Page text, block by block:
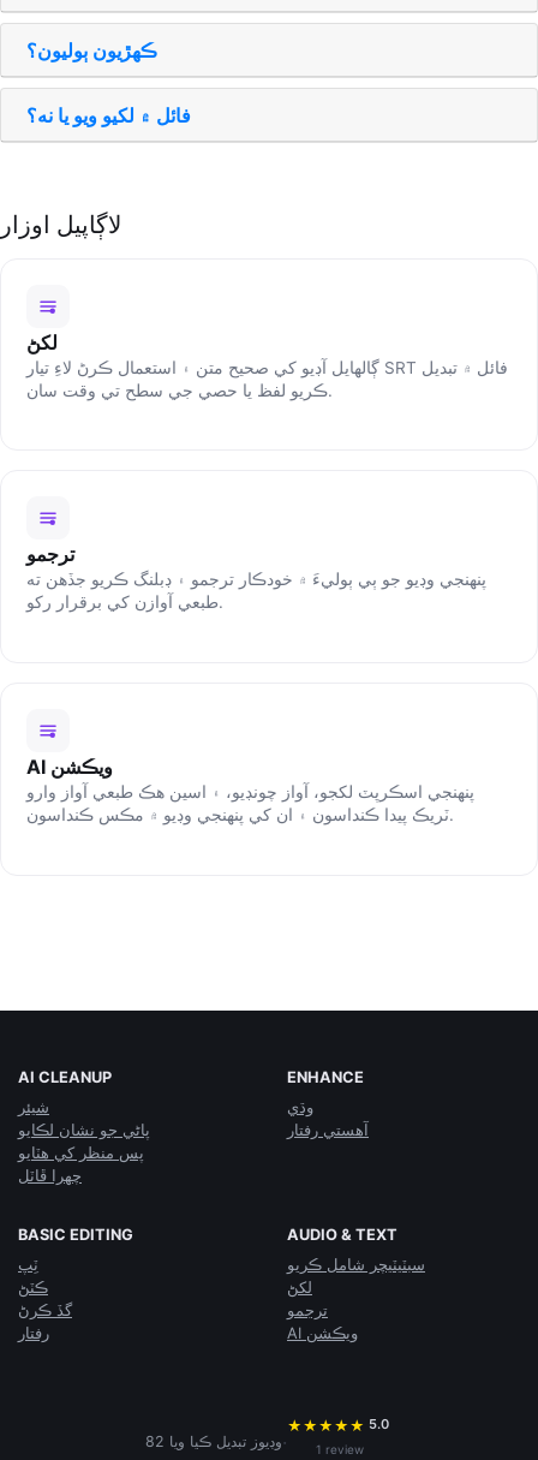
ڪھڙيون ٻوليون؟
فائل ۾ لکيو ويو يا نه؟
لاڳاپيل اوزار
لکڻ
ڳالھايل آڊيو کي صحيح متن ۽ استعمال ڪرڻ لاءِ تيار SRT فائل ۾ تبديل
ڪريو لفظ يا حصي جي سطح تي وقت سان.
ترجمو
پنھنجي وڊيو جو ٻي ٻوليءَ ۾ خودڪار ترجمو ۽ ڊبلنگ ڪريو جڏهن ته
طبعي آوازن کي برقرار رکو.
AI ويڪشن
پنھنجي اسڪرپٽ لکجو، آواز چونڊيو، ۽ اسين ھڪ طبعي آواز وارو
ٽريڪ پيدا ڪنداسون ۽ ان کي پنھنجي وڊيو ۾ مڪس ڪنداسون.
AI CLEANUP
شيئر
پاڻي جو نشان لڪايو
پس منظر کي هٽايو
چهرا ڦاٽل
ENHANCE
وڌي
آهستي رفتار
BASIC EDITING
ٽِپ
ڪٽڻ
گڏ ڪرڻ
رفتار
AUDIO & TEXT
سبٽيٽيچر شامل ڪريو
لکڻ
ترجمو
AI ويڪشن
82 وڊيوز تبديل ڪيا ويا·
★ ★ ★ ★ ★ 5.0
1 review